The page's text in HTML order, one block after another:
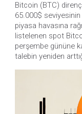
Bitcoin (BTC)
65.000$
piyasa havasına
listelenen spot
perşembe gününe
talebin yeniden